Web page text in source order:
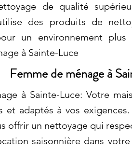
de qualité
des produits de
un environnement plus
à Sainte-Luce
Femme de ménage à
à Sainte-Luce: Votre
et adaptés à vos
offrir un nettoyage qui
saisonnière dans